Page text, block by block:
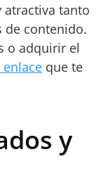
tanto
de contenido.
o adquirir el
enlace que te
y